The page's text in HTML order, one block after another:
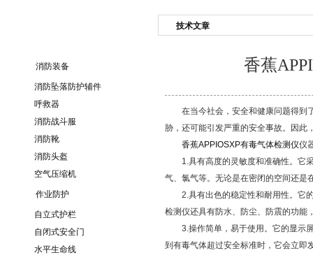
消防装备
消防坠落防护辅件
呼救器
消防战斗服
消防靴
消防头盔
空气压缩机
作业防护
自立式护栏
自闭式安全门
水平生命线
技术文章
香蕉
在当今社会，安全和健康问题得到了
胁，还可能引发严重的安全事故。
香蕉APPIOSXP有毒气体检测仪仪器
1.具有高度的灵敏度和准确性。它采用
气、氯气等。无论是在密闭的空间还
2.具有出色的稳定性和耐用性。它的
检测仪还具有防水、防尘、防震的功
3.操作简单，易于使用。它的显示
到有毒气体超过安全标准时，它会立即发